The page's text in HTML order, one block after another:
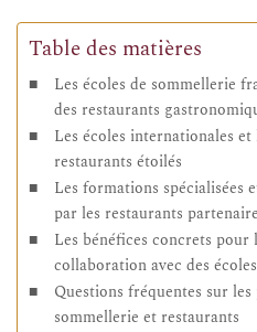
Table des matières
Les écoles de sommellerie
des restaurants
Les écoles internationales
restaurants étoilés
Les formations spécialisées
par les restaurants
Les bénéfices concrets pour
collaboration avec des
Questions fréquentes sur
sommellerie et restaurants